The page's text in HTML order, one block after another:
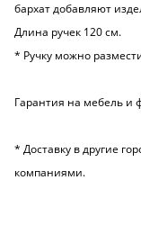
бархат добавляют
Длина ручек 120 см.
* Ручку можно
Гарантия на мебель и
* Доставку в другие
компаниями.